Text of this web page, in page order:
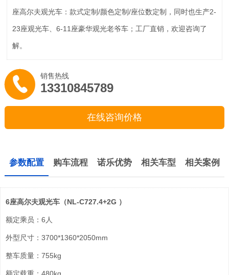
座高尔夫观光车：款式定制/颜色定制/座位数定制，同时也生产2-
23座观光车、6-11座豪华观光老爷车；工厂直销，欢迎咨询了
解。
销售热线
13310845789
在线咨询价格
参数配置 购车流程 诺乐优势 相关车型 相关案例
6座高尔夫观光车（NL-C727.4+2G ）
额定乘员：6人
外型尺寸：3700*1360*2050mm
整车质量：755kg